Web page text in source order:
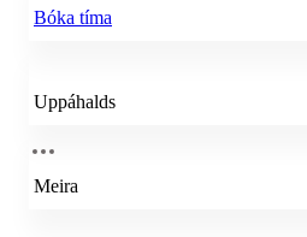
Bóka tíma
Uppáhalds
Meira